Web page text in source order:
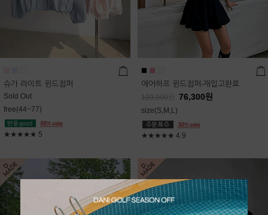
슈가 라이트 윈드점퍼
Sold Out
free(44~77)
★★★★★ 5
에어하프 윈드점퍼-재입고완료
109,000 76,300원
size(S,M,L)
★★★★★ 4.9